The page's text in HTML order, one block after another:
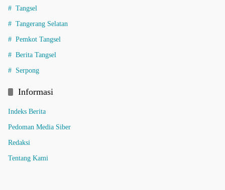
Tangsel
Tangerang Selatan
Pemkot Tangsel
Berita Tangsel
Serpong
Informasi
Indeks Berita
Pedoman Media Siber
Redaksi
Tentang Kami